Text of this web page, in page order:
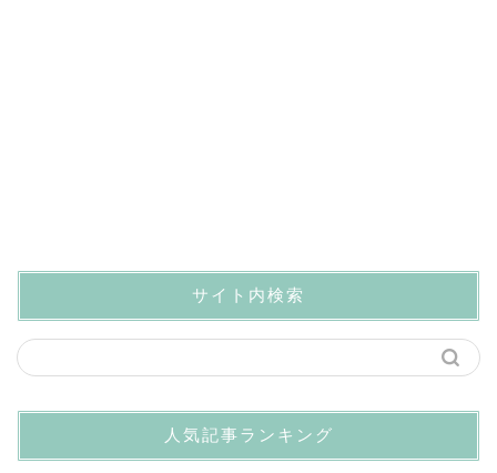
サイト内検索
人気記事ランキング